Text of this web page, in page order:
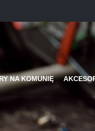
NA KOMUNIĘ